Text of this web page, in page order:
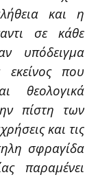
και η
σε κάθε
υπόδειγμα
που
θεολογικά
πίστη των
και τις
σφραγίδα
παραμένει